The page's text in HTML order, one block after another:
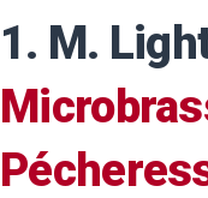
1. M.